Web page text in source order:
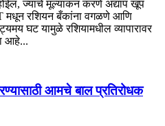
ज्याचे मूल्यांकन करणे अद्याप खूप
मधून रशियन बँकांना वगळणे आणि
घट यामुळे रशियामधील व्यापारावर
आहे...
आमचे बाल प्रतिरोधक